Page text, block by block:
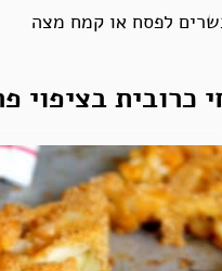
לפסח או קמח מצה
כרובית בציפוי